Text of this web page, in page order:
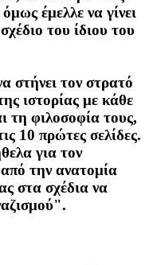
έμελλε να γίνει
του ίδιου του
στήνει τον στρατό
ιστορίας με κάθε
τη φιλοσοφία τους,
10 πρώτες σελίδες.
για τον
την ανατομία
στα σχέδια να